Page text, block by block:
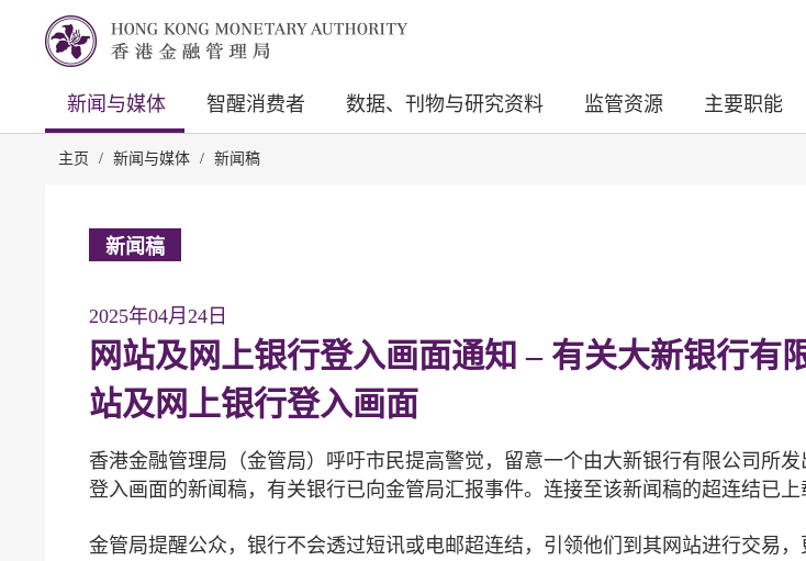
新闻与媒体 智醒消费者 数据、刊物与研究资料 监管资源 主要职能
主页 / 新闻与媒体 / 新闻稿
新闻稿
2025年04月24日
网站及网上银行登入画面通知 – 有关大新银行有
站及网上银行登入画面
香港金融管理局（金管局）呼吁市民提高警觉，留意一个由大新银行有限公司所
登入画面的新闻稿，有关银行已向金管局汇报事件。连接至该新闻稿的超连结已上
金管局提醒公众，银行不会透过短讯或电邮超连结，引领他们到其网站进行交易